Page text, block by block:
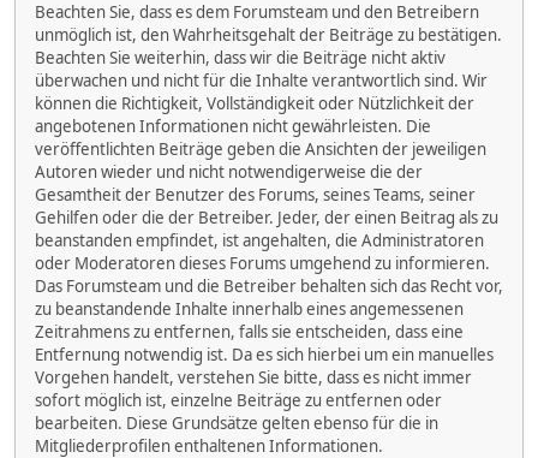
Beachten Sie, dass es dem Forumsteam und den Betreibern
unmöglich ist, den Wahrheitsgehalt der Beiträge zu bestätigen.
Beachten Sie weiterhin, dass wir die Beiträge nicht aktiv
überwachen und nicht für die Inhalte verantwortlich sind. Wir
können die Richtigkeit, Vollständigkeit oder Nützlichkeit der
angebotenen Informationen nicht gewährleisten. Die
veröffentlichten Beiträge geben die Ansichten der jeweiligen
Autoren wieder und nicht notwendigerweise die der
Gesamtheit der Benutzer des Forums, seines Teams, seiner
Gehilfen oder die der Betreiber. Jeder, der einen Beitrag als zu
beanstanden empfindet, ist angehalten, die Administratoren
oder Moderatoren dieses Forums umgehend zu informieren.
Das Forumsteam und die Betreiber behalten sich das Recht vor,
zu beanstandende Inhalte innerhalb eines angemessenen
Zeitrahmens zu entfernen, falls sie entscheiden, dass eine
Entfernung notwendig ist. Da es sich hierbei um ein manuelles
Vorgehen handelt, verstehen Sie bitte, dass es nicht immer
sofort möglich ist, einzelne Beiträge zu entfernen oder
bearbeiten. Diese Grundsätze gelten ebenso für die in
Mitgliederprofilen enthaltenen Informationen.